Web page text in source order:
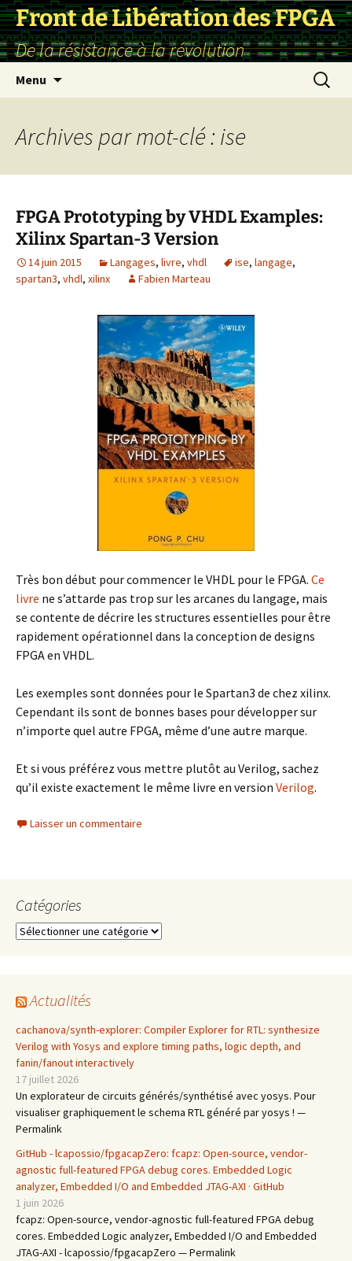
Front de Libération des FPGA
De la résistance à la révolution
Menu
Archives par mot-clé : ise
FPGA Prototyping by VHDL Examples:
Xilinx Spartan-3 Version
14 juin 2015 Langages, livre, vhdl ise, langage,
spartan3, vhdl, xilinx Fabien Marteau
Très bon début pour commencer le VHDL pour le FPGA. Ce
livre ne s’attarde pas trop sur les arcanes du langage, mais
se contente de décrire les structures essentielles pour être
rapidement opérationnel dans la conception de designs
FPGA en VHDL.
Les exemples sont données pour le Spartan3 de chez xilinx.
Cependant ils sont de bonnes bases pour développer sur
n’importe quel autre FPGA, même d’une autre marque.
Et si vous préférez vous mettre plutôt au Verilog, sachez
qu’il existe exactement le même livre en version Verilog.
Laisser un commentaire
Catégories
Catégories
Actualités
cachanova/synth-explorer: Compiler Explorer for RTL: synthesize
Verilog with Yosys and explore timing paths, logic depth, and
fanin/fanout interactively
17 juillet 2026
Un explorateur de circuits générés/synthétisé avec yosys. Pour
visualiser graphiquement le schema RTL généré par yosys ! —
Permalink
GitHub - lcapossio/fpgacapZero: fcapz: Open-source, vendor-
agnostic full-featured FPGA debug cores. Embedded Logic
analyzer, Embedded I/O and Embedded JTAG-AXI · GitHub
1 juin 2026
fcapz: Open-source, vendor-agnostic full-featured FPGA debug
cores. Embedded Logic analyzer, Embedded I/O and Embedded
JTAG-AXI - lcapossio/fpgacapZero — Permalink